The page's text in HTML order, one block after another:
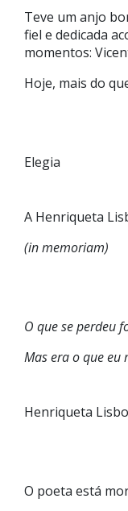
Teve um anjo
fiel e dedicada
momentos:
Hoje, mais do
Elegia
A Henriqueta
(in memoriam)
O que se perdeu
Masera o que eu
Henriqueta
O poeta está